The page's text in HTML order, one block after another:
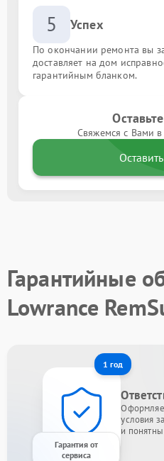
5 Успех
По окончании ремонта вы
доставляет на дом
гарантийным бланком.
Свяжемся с Вами
Гарантийные
Lowrance
1 год
Гарантия от
сервиса
условия
и